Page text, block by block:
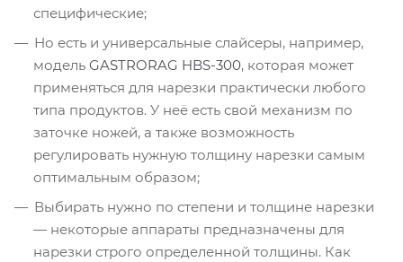
специфические;
Но есть и универсальные слайсеры, например,
модель GASTRORAG HBS-300, которая может
применяться для нарезки практически любого
типа продуктов. У неё есть свой механизм по
заточке ножей, а также возможность
регулировать нужную толщину нарезки самым
оптимальным образом;
Выбирать нужно по степени и толщине нарезки
— некоторые аппараты предназначены для
нарезки строго определенной толщины. Как